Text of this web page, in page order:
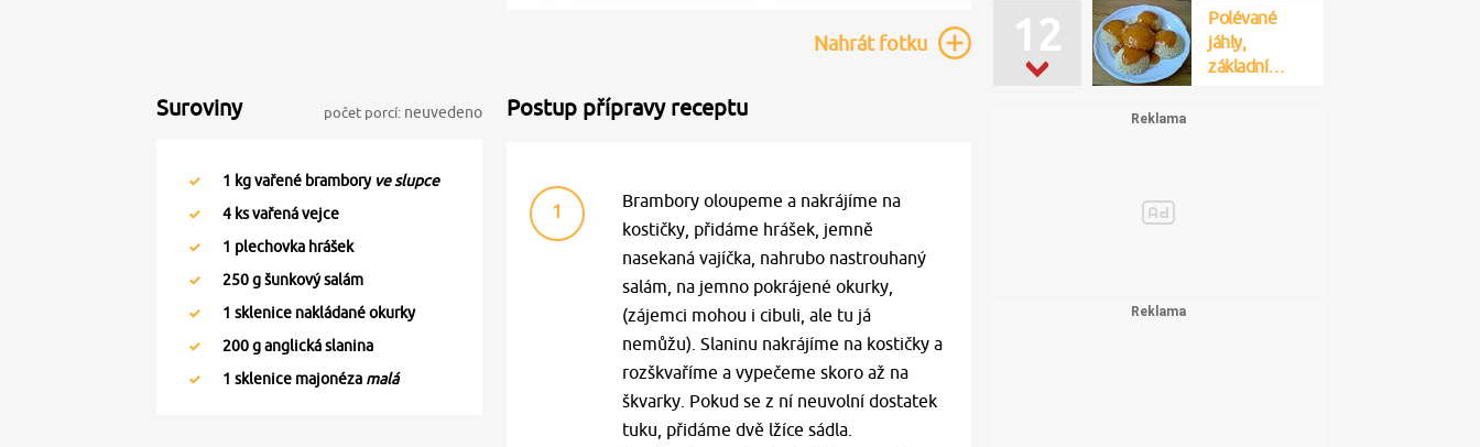
Nahrátfotku
Suroviny počet porcí: neuvedeno
1 kg vařené brambory ve slupce
4 ks vařená vejce
1 plechovka hrášek
250g šunkový salám
1 sklenice nakládané okurky
200g anglická slanina
1 sklenice majonéza malá
Postup přípravy receptu
1
Brambory oloupeme a nakrájíme na
kostičky, přidáme hrášek, jemně
nasekaná vajíčka, nahrubo nastrouhaný
salám, na jemno pokrájené okurky,
(zájemci mohou i cibuli, ale tu já
nemůžu). Slaninu nakrájíme na kostičky a
rozškvaříme a vypečeme skoro až na
škvarky. Pokud se z ní neuvolní dostatek
tuku, přidáme dvě lžíce sádla.
12
Polévané
jáhly,
základní…